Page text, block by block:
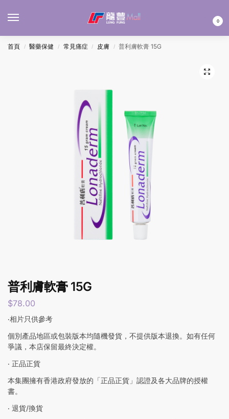
0
首頁 / 醫藥保健 / 常見痛症 / 皮膚 / 普利膚軟膏 15G
普利膚軟膏 15G
$78.00
‧相片只供參考
個別產品地區或包裝版本均隨機發貨，不提供版本退換。如有任何
爭議，本店保留最終決定權。
‧ 正品正貨
本集團擁有香港政府發放的「正品正貨」認證及各大品牌的授權
書。
‧ 退貨/換貨